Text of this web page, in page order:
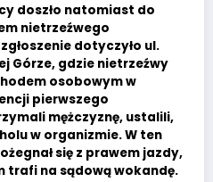
doszło natomiast do
nietrzeźwego
dotyczyło ul.
Górze, gdzie nietrzeźwy
osobowym w
pierwszego
mężczyznę, ustalili,
w organizmie. W ten
się z prawem jazdy,
trafi na sądową wokandę.